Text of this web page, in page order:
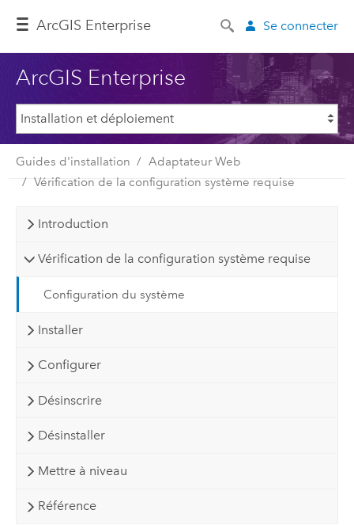
ArcGIS Enterprise Se connecter
ArcGIS Enterprise
Guides d'installation
Adaptateur Web
Vérification de la configuration système requise
Introduction
Vérification de la configuration système requise
Configuration du système
Installer
Configurer
Désinscrire
Désinstaller
Mettre à niveau
Référence